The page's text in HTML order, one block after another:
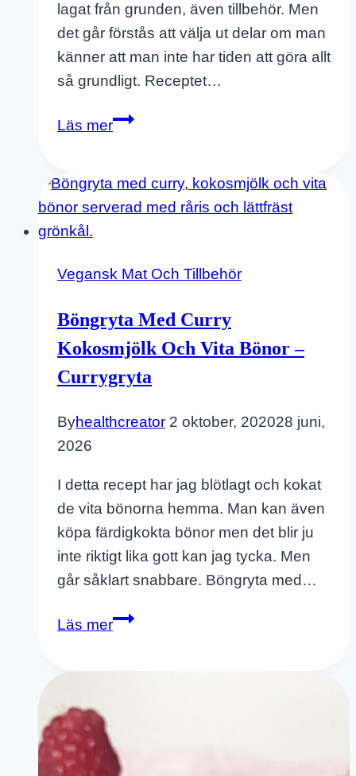
lagat från grunden, även tillbehör. Men
det går förstås att välja ut delar om man
känner att man inte har tiden att göra allt
så grundligt. Receptet…
Läs merVeganska
Tortilla
Och
Vegansk Mat Och Tillbehör
Böngryta Med Curry
Kokosmjölk Och Vita Bönor –
Currygryta
Byhealthcreator 2 oktober, 202028 juni,
2026
I detta recept har jag blötlagt och kokat
de vita bönorna hemma. Man kan även
köpa färdigkokta bönor men det blir ju
inte riktigt lika gott kan jag tycka. Men
går såklart snabbare. Böngryta med…
Läs merBöngryta
Bönor